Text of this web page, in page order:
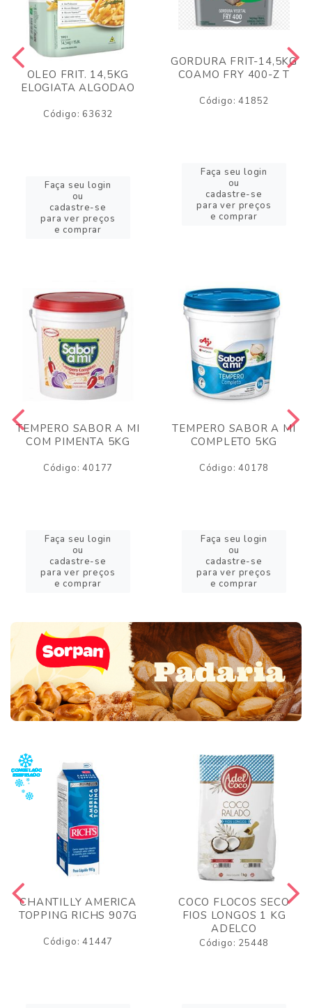
OLEO FRIT. 14,5KG
ELOGIATA ALGODAO
Código: 63632
Faça seu login
ou
cadastre-se
para ver preços
e comprar
GORDURA FRIT-14,5KG
COAMO FRY 400-Z T
Código: 41852
Faça seu login
ou
cadastre-se
para ver preços
e comprar
TEMPERO SABOR A MI
COM PIMENTA 5KG
Código: 40177
Faça seu login
ou
cadastre-se
para ver preços
e comprar
TEMPERO SABOR A MI
COMPLETO 5KG
Código: 40178
Faça seu login
ou
cadastre-se
para ver preços
e comprar
CHANTILLY AMERICA
TOPPING RICHS 907G
Código: 41447
COCO FLOCOS SECO
FIOS LONGOS 1 KG
ADELCO
Código: 25448